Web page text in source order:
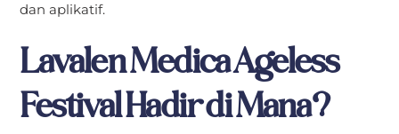
dan aplikatif.
Lavalen Medica Ageless
Festival Hadir di Mana?